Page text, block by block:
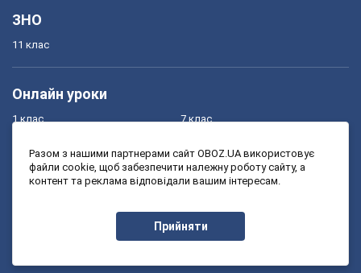
ЗНО
11 клас
Онлайн уроки
1 клас
3 клас
7 клас
9 клас
Разом з нашими партнерами сайт OBOZ.UA використовує
файли cookie, щоб забезпечити належну роботу сайту, а
контент та реклама відповідали вашим інтересам.
Прийняти